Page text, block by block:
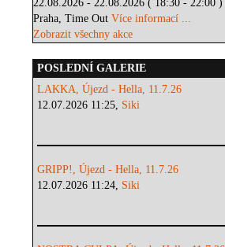
22.08.2026 - 22.08.2026 ( 18:30 - 22:00 )
Praha, Time OutVíce informací ...
Zobrazit všechny akce
POSLEDNÍ GALERIE
LAKKA, Újezd - Hella, 11.7.26
12.07.2026 11:25, Siki
GRIPP!, Újezd - Hella, 11.7.26
12.07.2026 11:24, Siki